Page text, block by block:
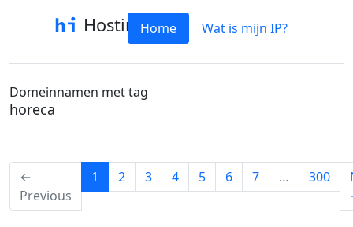
HostinfoHome Wat is mijn IP?
Domeinnamen met tag
horeca
←
Previous
1 (current)
2 3 4 5 6 7 … 300